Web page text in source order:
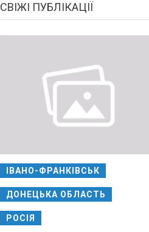
СВІЖІ ПУБЛІКАЦІЇ
ІВАНО-ФРАНКІВСЬК
ДОНЕЦЬКА ОБЛАСТЬ
РОСІЯ